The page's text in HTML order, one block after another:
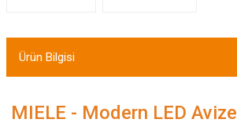
Ürün Bilgisi
MIELE - Modern LED Avize